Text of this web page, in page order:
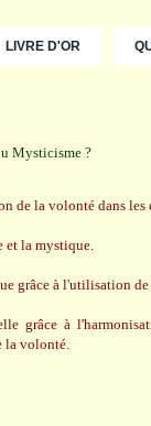
LIVRE D'OR
de la volonté dans
et la mystique.
grâce à l'utilisation
grâce à
la volonté.